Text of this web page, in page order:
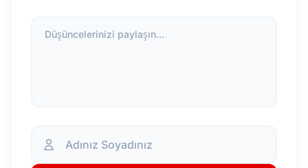
Düşüncelerinizi paylaşın...